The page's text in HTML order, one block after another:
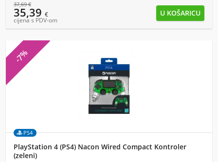
37,69€
35,39 €
cijena s PDV-om
-7%
PS4
PlayStation 4 (PS4) Nacon Wired Compact Kontroler
(zeleni)